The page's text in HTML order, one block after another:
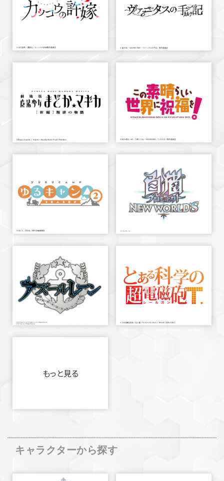
もっと見る
キャラクターから探す